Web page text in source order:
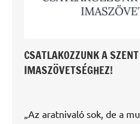
CSATLAKOZZUNK A
IMASZÖVETSÉGHEZ!
„Az aratnivaló sok, de a